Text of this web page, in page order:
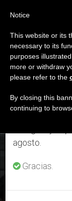
DÍA
ÚLTIMAS
JMJ: los jóvenes
de Panamá
Aviso
Del 27 de
anual,
se generan
agosto.
Gracias.
Notice
This website or its
necessary to its
purposes
more or withdraw
please refer to the
By closing this
continuing to